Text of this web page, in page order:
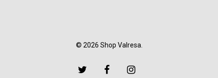
© 2026 Shop Valresa.
twitter facebookinstagram